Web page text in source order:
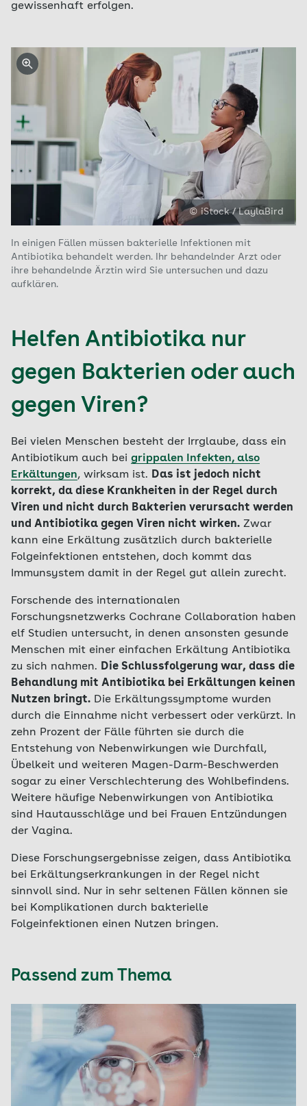
gewissenhaft erfolgen.
© iStock / LaylaBird
In einigen Fällen müssen bakterielle Infektionen mit
Antibiotika behandelt werden. Ihr behandelnder Arzt oder
ihre behandelnde Ärztin wird Sie untersuchen und dazu
aufklären.
Helfen Antibiotika nur
gegen Bakterien oder auch
gegen Viren?
Bei vielen Menschen besteht der Irrglaube, dass ein
Antibiotikum auch bei grippalen Infekten, also
Erkältungen, wirksam ist. Das ist jedoch nicht
korrekt, da diese Krankheiten in der Regel durch
Viren und nicht durch Bakterien verursacht werden
und Antibiotika gegen Viren nicht wirken. Zwar
kann eine Erkältung zusätzlich durch bakterielle
Folgeinfektionen entstehen, doch kommt das
Immunsystem damit in der Regel gut allein zurecht.
Forschende des internationalen
Forschungsnetzwerks Cochrane Collaboration haben
elf Studien untersucht, in denen ansonsten gesunde
Menschen mit einer einfachen Erkältung Antibiotika
zu sich nahmen. Die Schlussfolgerung war, dass die
Behandlung mit Antibiotika bei Erkältungen keinen
Nutzen bringt. Die Erkältungssymptome wurden
durch die Einnahme nicht verbessert oder verkürzt. In
zehn Prozent der Fälle führten sie durch die
Entstehung von Nebenwirkungen wie Durchfall,
Übelkeit und weiteren Magen-Darm-Beschwerden
sogar zu einer Verschlechterung des Wohlbefindens.
Weitere häufige Nebenwirkungen von Antibiotika
sind Hautausschläge und bei Frauen Entzündungen
der Vagina.
Diese Forschungsergebnisse zeigen, dass Antibiotika
bei Erkältungserkrankungen in der Regel nicht
sinnvoll sind. Nur in sehr seltenen Fällen können sie
bei Komplikationen durch bakterielle
Folgeinfektionen einen Nutzen bringen.
Passend zum Thema